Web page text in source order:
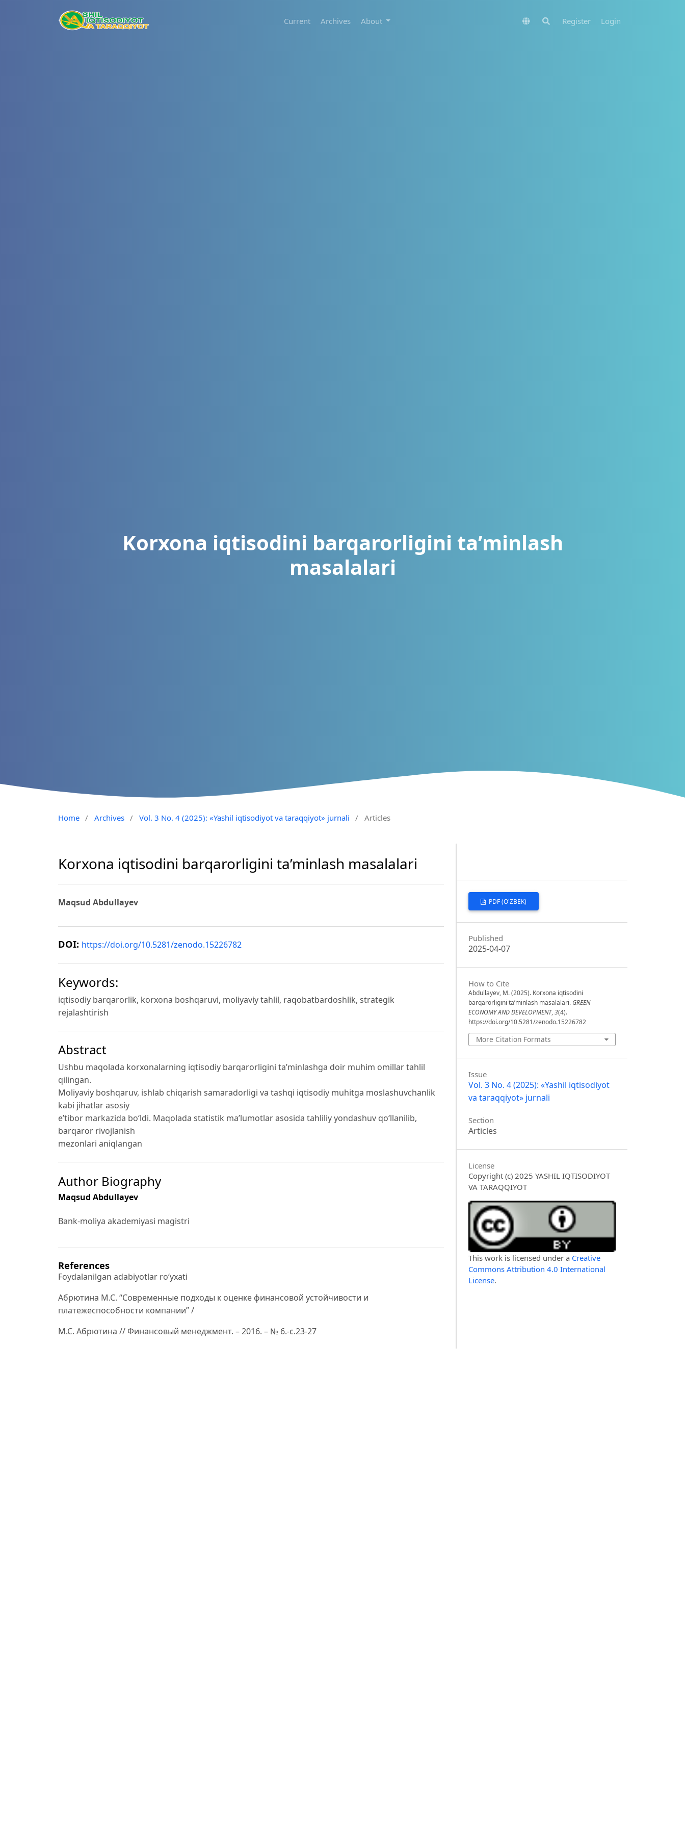
Current Archives About Register Login
Korxona iqtisodini barqarorligini ta’minlash
masalalari
Home / Archives / Vol. 3 No. 4 (2025): «Yashil iqtisodiyot va taraqqiyot» jurnali / Articles
Korxona iqtisodini barqarorligini ta’minlash masalalari
Maqsud Abdullayev
DOI: https://doi.org/10.5281/zenodo.15226782
Keywords:
iqtisodiy barqarorlik, korxona boshqaruvi, moliyaviy tahlil, raqobatbardoshlik, strategik
rejalashtirish
Abstract
Ushbu maqolada korxonalarning iqtisodiy barqarorligini ta’minlashga doir muhim omillar tahlil
qilingan.
Moliyaviy boshqaruv, ishlab chiqarish samaradorligi va tashqi iqtisodiy muhitga moslashuvchanlik
kabi jihatlar asosiy
e’tibor markazida bo‘ldi. Maqolada statistik ma’lumotlar asosida tahliliy yondashuv qo‘llanilib,
barqaror rivojlanish
mezonlari aniqlangan
Author Biography
Maqsud Abdullayev
Bank-moliya akademiyasi magistri
References
Foydalanilgan adabiyotlar ro‘yxati
Абрютина М.С. “Современные подходы к оценке финансовой устойчивости и
платежеспособности компании” /
М.С. Абрютина // Финансовый менеджмент. – 2016. – № 6.-с.23-27
PDF (O'ZBEK)
Published
2025-04-07
How to Cite
Abdullayev, M. (2025). Korxona iqtisodini
barqarorligini ta’minlash masalalari. GREEN
ECONOMY AND DEVELOPMENT,3(4).
https://doi.org/10.5281/zenodo.15226782
More Citation Formats
Issue
Vol. 3 No. 4 (2025): «Yashil iqtisodiyot
va taraqqiyot» jurnali
Section
Articles
License
Copyright (c) 2025 YASHIL IQTISODIYOT
VA TARAQQIYOT
This work is licensed under a Creative
Commons Attribution 4.0 International
License.